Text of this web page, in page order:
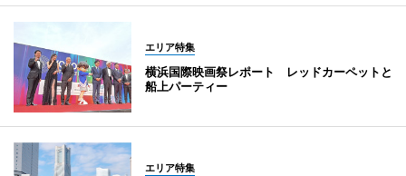
エリア特集
横浜国際映画祭レポート レッドカーペットと
船上パーティー
エリア特集